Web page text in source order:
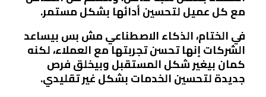
مع كل عميل لتحسين أدائها بشكل مستمر.
في الختام، الذكاء الاصطناعي مش بس بيساعد
الشركات إنها تحسن تجربتها مع العملاء، لكنه
كمان بيغير شكل المستقبل وبيخلق فرص
جديدة لتحسين الخدمات بشكل غير تقليدي.